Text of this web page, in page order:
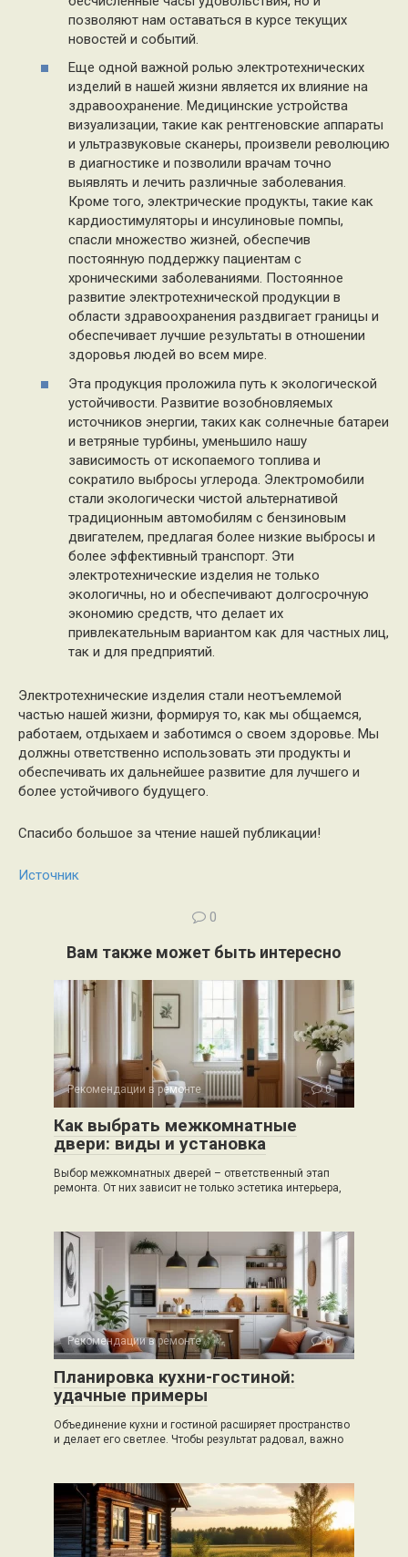
позволяют нам оставаться в курсе текущих
новостей и событий.
Еще одной важной ролью электротехнических
изделий в нашей жизни является их влияние на
здравоохранение. Медицинские устройства
визуализации, такие как рентгеновские аппараты
и ультразвуковые сканеры, произвели революцию
в диагностике и позволили врачам точно
выявлять и лечить различные заболевания.
Кроме того, электрические продукты, такие как
кардиостимуляторы и инсулиновые помпы,
спасли множество жизней, обеспечив
постоянную поддержку пациентам с
хроническими заболеваниями. Постоянное
развитие электротехнической продукции в
области здравоохранения раздвигает границы и
обеспечивает лучшие результаты в отношении
здоровья людей во всем мире.
Эта продукция проложила путь к экологической
устойчивости. Развитие возобновляемых
источников энергии, таких как солнечные батареи
и ветряные турбины, уменьшило нашу
зависимость от ископаемого топлива и
сократило выбросы углерода. Электромобили
стали экологически чистой альтернативой
традиционным автомобилям с бензиновым
двигателем, предлагая более низкие выбросы и
более эффективный транспорт. Эти
электротехнические изделия не только
экологичны, но и обеспечивают долгосрочную
экономию средств, что делает их
привлекательным вариантом как для частных лиц,
так и для предприятий.
Электротехнические изделия стали неотъемлемой
частью нашей жизни, формируя то, как мы общаемся,
работаем, отдыхаем и заботимся о своем здоровье. Мы
должны ответственно использовать эти продукты и
обеспечивать их дальнейшее развитие для лучшего и
более устойчивого будущего.
Спасибо большое за чтение нашей публикации!
Источник
0
Вам также может быть интересно
Рекомендации в ремонте 0
Как выбрать межкомнатные
двери: виды и установка
Выбор межкомнатных дверей – ответственный этап
ремонта. От них зависит не только эстетика интерьера,
Рекомендации в ремонте 0
Планировка кухни-гостиной:
удачные примеры
Объединение кухни и гостиной расширяет пространство
и делает его светлее. Чтобы результат радовал, важно